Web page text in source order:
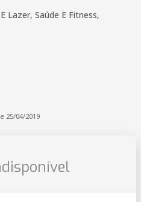
Lazer, Saúde E Fitness,
25/04/2019